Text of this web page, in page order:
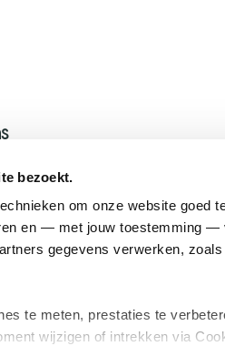
bezoekt.
om onze website goed
en — met jouw toestemming —
gegevens verwerken,
te meten, prestaties te
wijzigen of intrekken via